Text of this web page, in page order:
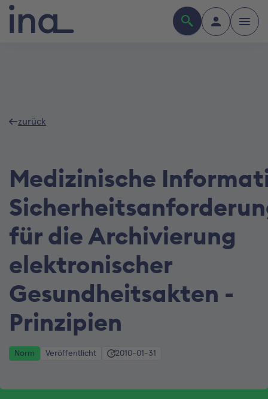
zurück
Medizinische
für die Archivierung
elektronischer
Gesundheitsakten -
Prinzipien
Norm Veröffentlicht 2010-01-31